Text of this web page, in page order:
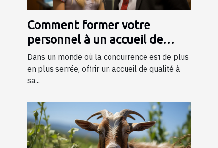
Comment former votre
personnel à un accueil de
qualité ?
Dans un monde où la concurrence est de plus
en plus serrée, offrir un accueil de qualité à
sa...